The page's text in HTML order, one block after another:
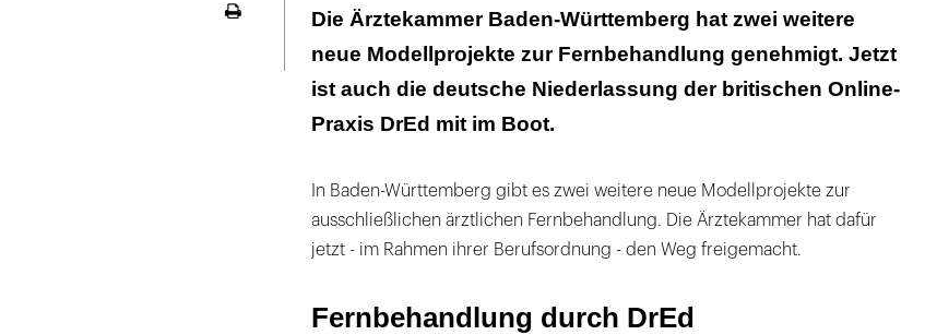
Fernbehandlung durch DrEd
Fernbehandlung durch Minxli
Die Ärztekammer Baden-Württemberg hat zwei weitere
neue Modellprojekte zur Fernbehandlung genehmigt. Jetzt
ist auch die deutsche Niederlassung der britischen Online-
Praxis DrEd mit im Boot.
In Baden-Württemberg gibt es zwei weitere neue Modellprojekte zur
ausschließlichen ärztlichen Fernbehandlung. Die Ärztekammer hat dafür
jetzt - im Rahmen ihrer Berufsordnung - den Weg freigemacht.
Fernbehandlung durch DrEd